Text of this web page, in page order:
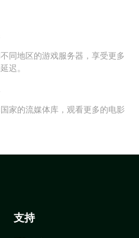
同地区的游戏服务器，享受更多
迟。
家的流媒体库，观看更多的电影
支持